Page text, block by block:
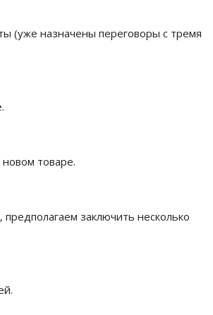
(уже назначены переговоры с тремя
товаре.
заключить несколько